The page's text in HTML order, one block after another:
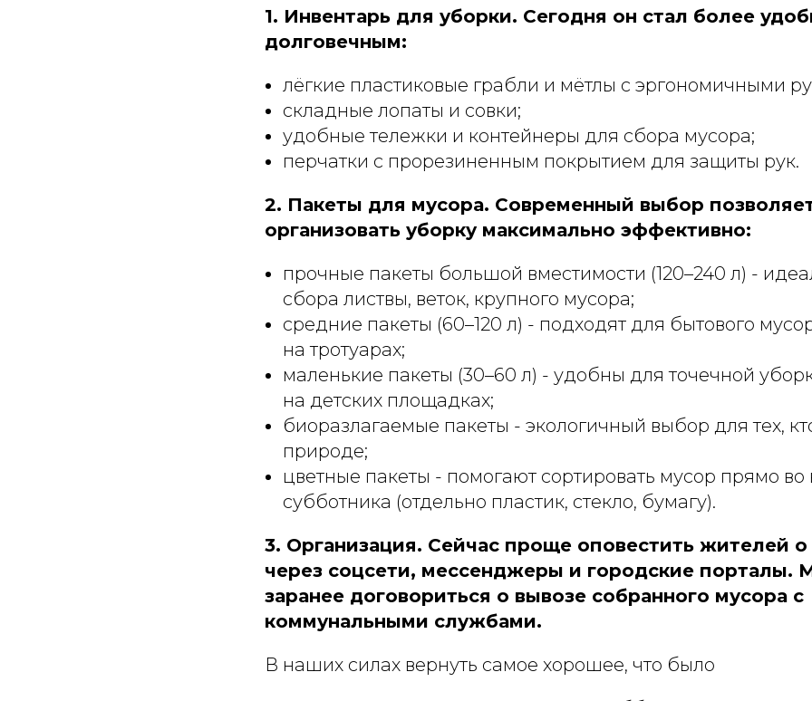
1. Инвентарь для уборки. Сегодня он стал более
долговечным:
лёгкие пластиковые грабли и мётлы с эргономичными
складные лопаты и совки;
удобные тележки и контейнеры для сбора мусора;
перчатки с прорезиненным покрытием для защиты рук.
2. Пакеты для мусора. Современный выбор
организовать уборку максимально эффективно:
прочные пакеты большой вместимости (120–240 л) -
сбора листвы, веток, крупного мусора;
средние пакеты (60–120 л) - подходят для бытового
на тротуарах;
маленькие пакеты (30–60 л) - удобны для точечной
на детских площадках;
биоразлагаемые пакеты - экологичный выбор для тех,
природе;
цветные пакеты - помогают сортировать мусор прямо во
субботника (отдельно пластик, стекло, бумагу).
3. Организация. Сейчас проще оповестить жителей о
через соцсети, мессенджеры и городские порталы.
заранее договориться о вывозе собранного мусора с
коммунальными службами.
В наших силах вернуть самое хорошее, что было